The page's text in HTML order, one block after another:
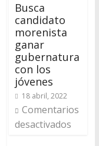
Busca
candidato
morenista
ganar
gubernatura
con los
jóvenes
18 abril, 2022
Comentarios
desactivados